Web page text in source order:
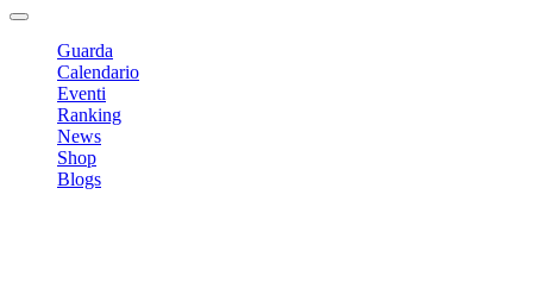
Guarda
Calendario
Eventi
Ranking
News
Shop
Blogs